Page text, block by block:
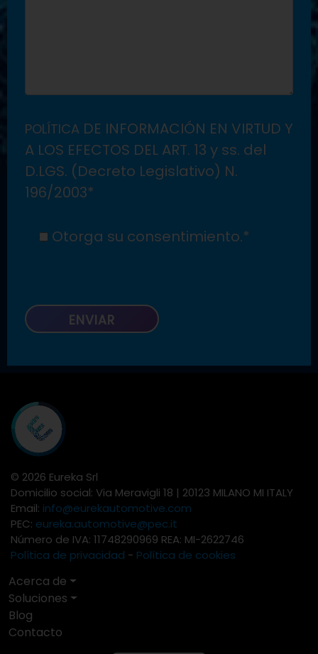
POLÍTICA DE INFORMACIÓN EN VIRTUD Y
A LOS EFECTOS DEL ART. 13 y ss. del
D.LGS. (Decreto Legislativo) N.
196/2003*
Otorga su consentimiento.*
© 2026 Eureka Srl
Domicilio social: Via Meravigli 18 | 20123 MILANO MI ITALY
Email: info@eurekautomotive.com
PEC: eureka.automotive@pec.it
Número de IVA: 11748290969 REA: MI-2622746
Política de privacidad - Política de cookies
Acerca de
Soluciones
Blog
Contacto